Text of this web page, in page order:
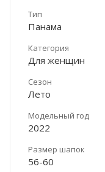
Тип
Панама
Категория
Для женщин
Сезон
Лето
Модельный год
2022
Размер шапок
56-60